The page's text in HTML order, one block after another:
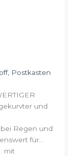
Postkasten
und
Regen und
für...
mit